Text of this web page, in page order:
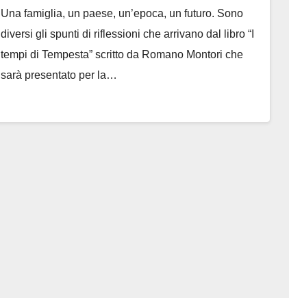
contadino di Anguillara
Una famiglia, un paese, un’epoca, un futuro. Sono
diversi gli spunti di riflessioni che arrivano dal libro “I
tempi di Tempesta” scritto da Romano Montori che
sarà presentato per la…